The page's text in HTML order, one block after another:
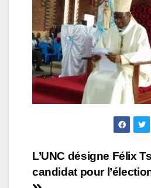
Navigation
L’UNC désigne Félix
candidat pour